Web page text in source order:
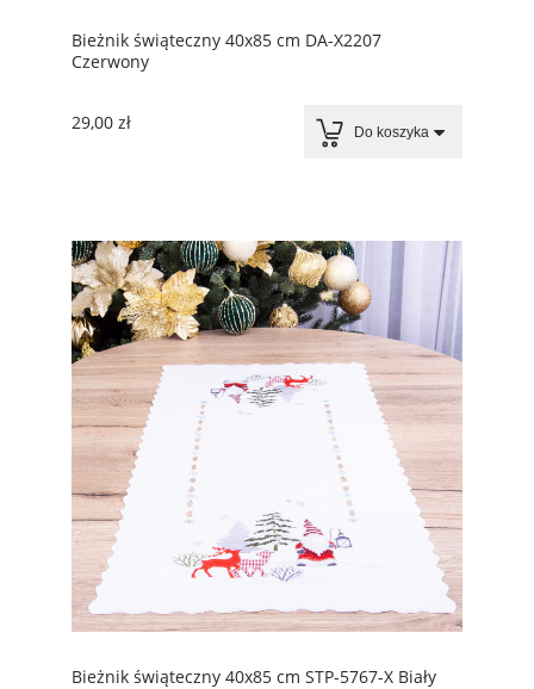
Bieżnik świąteczny 40x85 cm DA-X2207
Czerwony
29,00 zł Do koszyka
Bieżnik świąteczny 40x85 cm STP-5767-X Biały